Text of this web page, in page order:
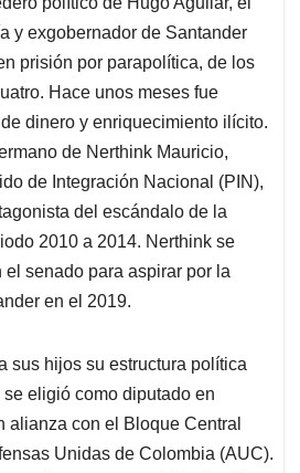
l
a
d
s
y exgobernador de Santander
prisión por parapolítica, de los
Hace unos meses fue
dinero y enriquecimiento ilícito.
de Nerthink Mauricio,
de Integración Nacional (PIN),
del escándalo de la
2010 a 2014. Nerthink se
el senado para aspirar por la
en el 2019.
sus hijos su estructura política
eligió como diputado en
alianza con el Bloque Central
Unidas de Colombia (AUC).